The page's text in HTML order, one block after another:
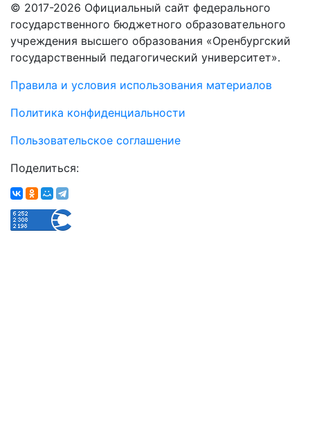
© 2017-2026 Официальный сайт федерального
государственного бюджетного образовательного
учреждения высшего образования «Оренбургский
государственный педагогический университет».
Правила и условия использования материалов
Политика конфиденциальности
Пользовательское соглашение
Поделиться: